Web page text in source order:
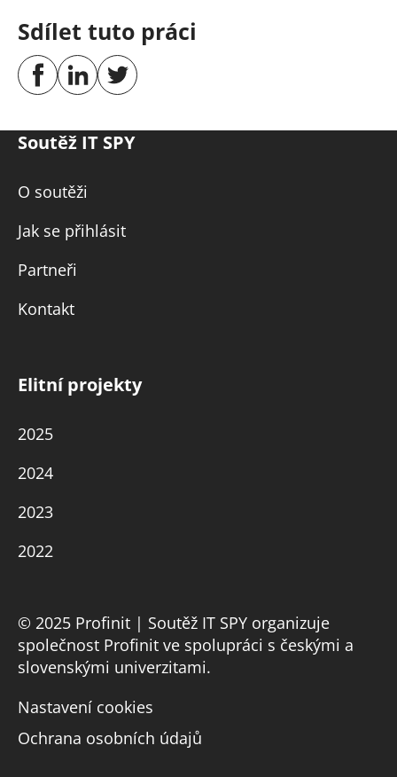
Sdílet tuto práci
Soutěž IT SPY
O soutěži
Jak se přihlásit
Partneři
Kontakt
Elitní projekty
2025
2024
2023
2022
© 2025 Profinit | Soutěž IT SPY organizuje
společnost Profinit ve spolupráci s českými a
slovenskými univerzitami.
Nastavení cookies
Ochrana osobních údajů